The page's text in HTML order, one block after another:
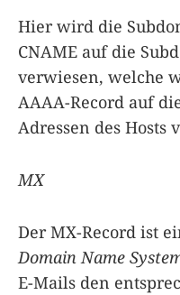
Hier wird die
CNAME auf die
verwiesen, welche
AAAA-Record auf
Adressen des Hosts
MX
Der MX-Record ist
Domain Name
E-Mails den